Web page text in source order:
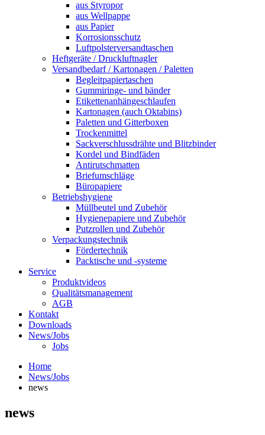
aus Styropor
aus Wellpappe
aus Papier
Korrosionsschutz
Luftpolsterversandtaschen
Heftgeräte / Druckluftnagler
Versandbedarf / Kartonagen / Paletten
Begleitpapiertaschen
Gummiringe- und bänder
Etikettenanhängeschlaufen
Kartonagen (auch Oktabins)
Paletten und Gitterboxen
Trockenmittel
Sackverschlussdrähte und Blitzbinder
Kordel und Bindfäden
Antirutschmatten
Briefumschläge
Büropapiere
Betriebshygiene
Müllbeutel und Zubehör
Hygienepapiere und Zubehör
Putzrollen und Zubehör
Verpackungstechnik
Fördertechnik
Packtische und -systeme
Service
Produktvideos
Qualitätsmanagement
AGB
Kontakt
Downloads
News/Jobs
Jobs
Home
News/Jobs
news
news